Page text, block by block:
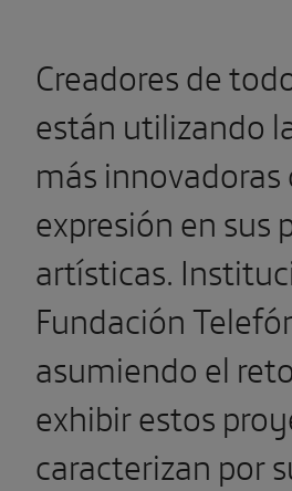
Creadores de
están utilizando
más
expresión en sus
artísticas.
Fundación
asumiendo el
exhibir estos
caracterizan por